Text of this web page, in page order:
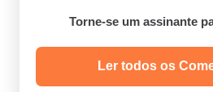
Torne-se um assinante
Ler todos os